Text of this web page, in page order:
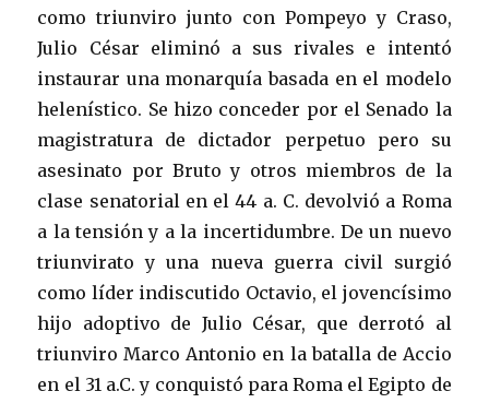
como triunviro junto con Pompeyo y Craso,
Julio César eliminó a sus rivales e intentó
instaurar una monarquía basada en el modelo
helenístico. Se hizo conceder por el Senado la
magistratura de dictador perpetuo pero su
asesinato por Bruto y otros miembros de la
clase senatorial en el 44 a. C. devolvió a Roma
a la tensión y a la incertidumbre. De un nuevo
triunvirato y una nueva guerra civil surgió
como líder indiscutido Octavio, el jovencísimo
hijo adoptivo de Julio César, que derrotó al
triunviro Marco Antonio en la batalla de Accio
en el 31 a.C. y conquistó para Roma el Egipto de